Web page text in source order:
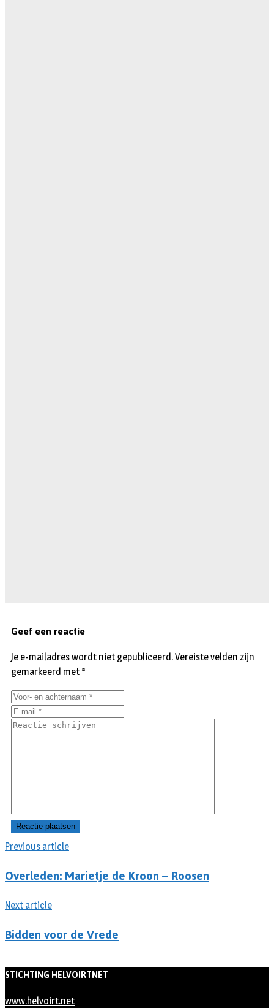
Previous article
Overleden: Marietje de Kroon – Roosen
Next article
Bidden voor de Vrede
Geef een reactie
Je e-mailadres wordt niet gepubliceerd.Vereiste velden zijn
gemarkeerd met *
STICHTING HELVOIRTNET
www.helvoirt.net